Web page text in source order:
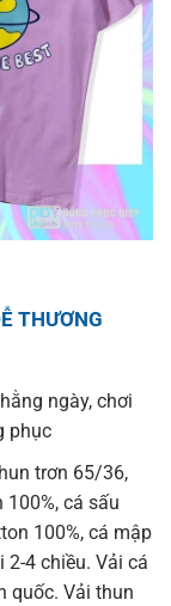
THƯƠNG
ngày, chơi
phục
trơn 65/36,
cá sấu
100%, cá mập
2-4 chiều. Vải cá
quốc. Vải thun